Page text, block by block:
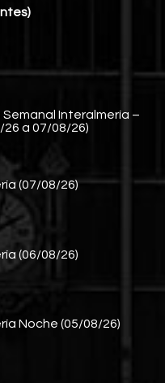
Interalmería –
26 a 07/08/26)
(07/08/26)
(06/08/26)
Noche (05/08/26)